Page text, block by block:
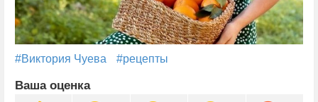
#Виктория Чуева #рецепты
Ваша оценка